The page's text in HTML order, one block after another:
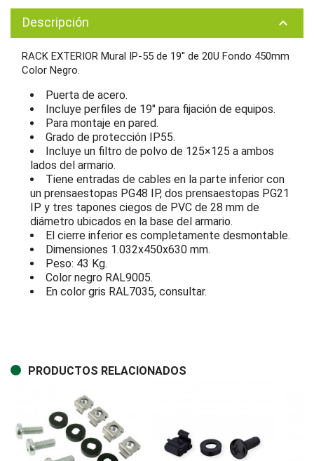
Descripción keyboard_arrow_up
RACK EXTERIOR Mural IP-55 de 19'' de 20U Fondo 450mm
Color Negro.
Puerta de acero.
Incluye perfiles de 19" para fijación de equipos.
Para montaje en pared.
Grado de protección IP55.
Incluye un filtro de polvo de 125×125 a ambos
lados del armario.
Tiene entradas de cables en la parte inferior con
un prensaestopas PG48 IP, dos prensaestopas PG21
IP y tres tapones ciegos de PVC de 28 mm de
diámetro ubicados en la base del armario.
El cierre inferior es completamente desmontable.
Dimensiones 1.032x450x630 mm.
Peso: 43 Kg.
Color negro RAL9005.
En color gris RAL7035, consultar.
PRODUCTOS RELACIONADOS